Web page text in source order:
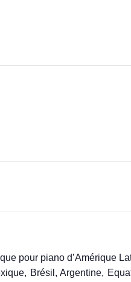
pour piano d’Amérique
Brésil, Argentine,